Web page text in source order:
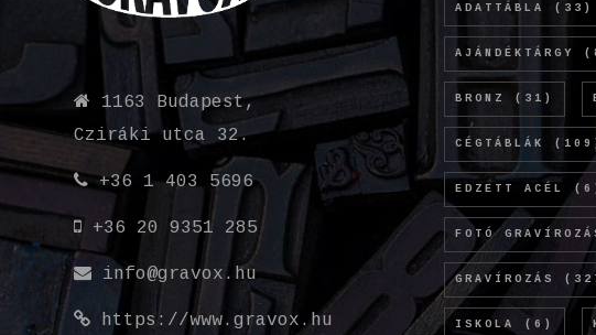
1163 Budapest,
Cziráki utca 32.
+36 1 403 5696
+36 20 9351 285
info@gravox.hu
https://www.gravox.hu
ADATTÁBLA (33)
AJÁNDÉKTÁRGY
BRONZ (31)
CÉGTÁBLÁK
EDZETT ACÉL
FOTÓ
GRAVÍROZÁS
ISKOLA (6)